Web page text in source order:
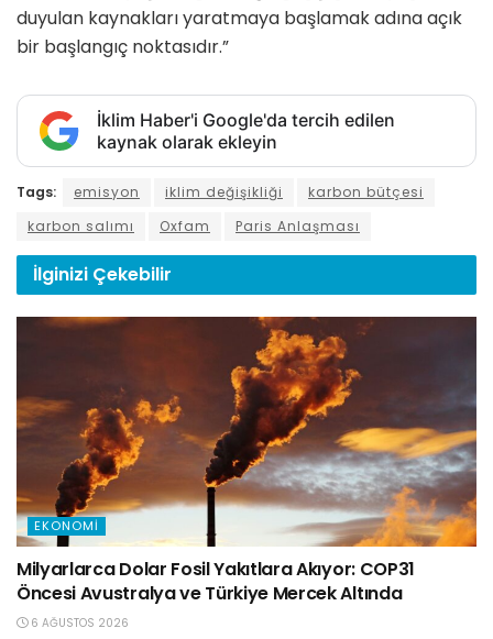
duyulan kaynakları yaratmaya başlamak adına açık
bir başlangıç noktasıdır.”
İklim Haber'i Google'da tercih edilen
kaynak olarak ekleyin
Tags: emisyon iklim değişikliği
karbon bütçesi
karbon salımı
Oxfam Paris Anlaşması
İlginizi Çekebilir
EKONOMI
Milyarlarca Dolar Fosil Yakıtlara Akıyor: COP31
Öncesi Avustralya ve Türkiye Mercek Altında
6 AĞUSTOS 2026